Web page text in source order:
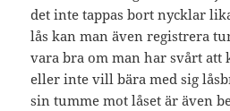
det inte tappas bort nycklar
lås kan man även registrera
vara bra om man har svårt att
eller inte vill bära med sig
sin tumme mot låset är även